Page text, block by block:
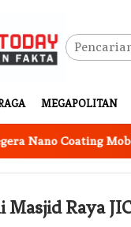
MEGAPOLITAN
Coating Mobil
Masjid Raya